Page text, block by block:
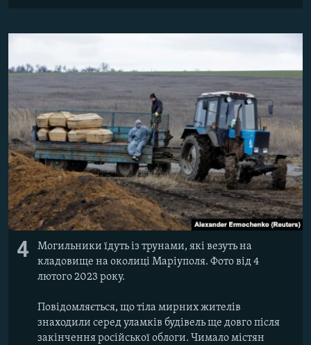
4
Могильники їдуть із трунами, які везуть на
кладовище на околиці Маріуполя. Фото від 4
лютого 2023 року.
Повідомляється, що тіла мирних жителів
знаходили серед уламків будівель ще довго після
закінчення російської облоги. Чимало містян